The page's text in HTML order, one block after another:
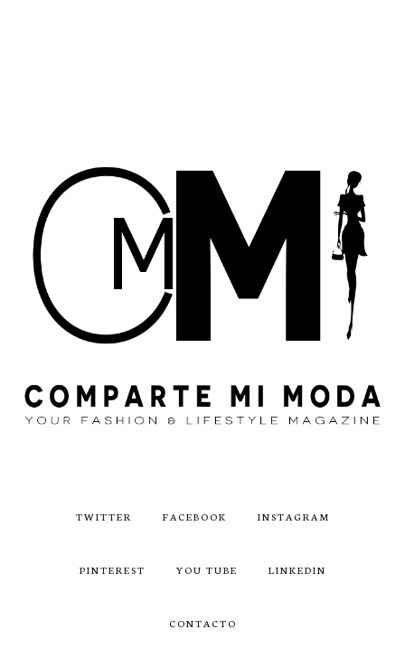
TWITTER FACEBOOK INSTAGRAM
PINTEREST YOU TUBE LINKEDIN
CONTACTO